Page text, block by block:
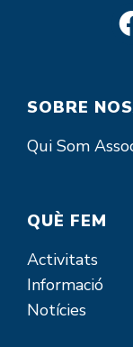
SOBRE
Qui Som
QUÈ FEM
Activitats
Informació
Notícies